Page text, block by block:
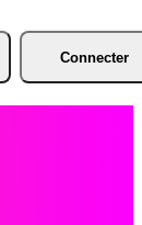
Connecter